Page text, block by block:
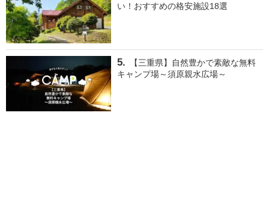
い！おすすめの格安施設18選
【三重県】自然豊かで素敵な無料
キャンプ場～須原親水広場～